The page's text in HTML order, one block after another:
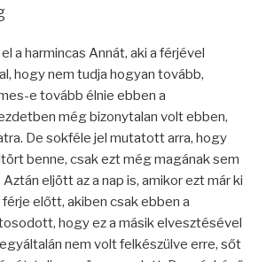
a harmincas Annát, aki a férjével
hogy nem tudja hogyan tovább,
e tovább élnie ebben a
még bizonytalan volt ebben,
De sokféle jel mutatott arra, hogy
benne, csak ezt még magának sem
eljött az a nap is, amikor ezt már ki
előtt, akiben csak ebben a
hogy ez a másik elvesztésével
nem volt felkészülve erre, sőt